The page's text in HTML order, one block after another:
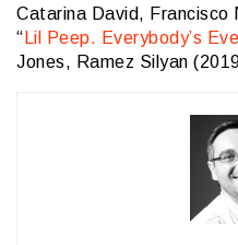
Catarina David, Francisco
“ Lil Peep. Everybody’s
Jones, Ramez Silyan